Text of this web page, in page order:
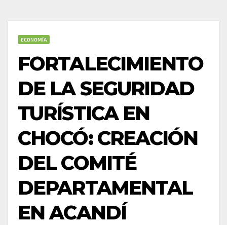
ECONOMÍA
FORTALECIMIENTO
DE LA SEGURIDAD
TURÍSTICA EN
CHOCÓ: CREACIÓN
DEL COMITÉ
DEPARTAMENTAL
EN ACANDÍ